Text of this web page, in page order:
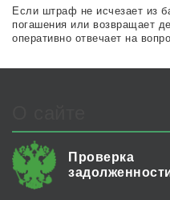
Если штраф не исчезает из
погашения или возвращает
оперативно отвечает на
Проверка